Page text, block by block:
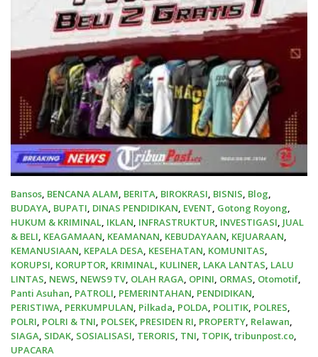
Bansos, BENCANA ALAM, BERITA, BIROKRASI, BISNIS, Blog,
BUDAYA, BUPATI, DINAS PENDIDIKAN, EVENT, Gotong Royong,
HUKUM & KRIMINAL, IKLAN, INFRASTRUKTUR, INVESTIGASI, JUAL
& BELI, KEAGAMAAN, KEAMANAN, KEBUDAYAAN, KEJUARAAN,
KEMANUSIAAN, KEPALA DESA, KESEHATAN, KOMUNITAS,
KORUPSI, KORUPTOR, KRIMINAL, KULINER, LAKA LANTAS, LALU
LINTAS, NEWS, NEWS9 TV, OLAH RAGA, OPINI, ORMAS, Otomotif,
Panti Asuhan, PATROLI, PEMERINTAHAN, PENDIDIKAN,
PERISTIWA, PERKUMPULAN, Pilkada, POLDA, POLITIK, POLRES,
POLRI, POLRI & TNI, POLSEK, PRESIDEN RI, PROPERTY, Relawan,
SIAGA, SIDAK, SOSIALISASI, TERORIS, TNI, TOPIK, tribunpost.co,
UPACARA